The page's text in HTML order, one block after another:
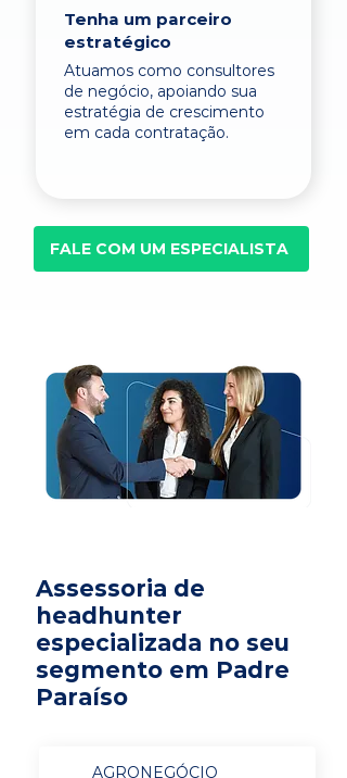
Tenha um parceiro
estratégico
Atuamos como consultores
de negócio, apoiando sua
estratégia de crescimento
em cada contratação.
FALE COM UM ESPECIALISTA
Assessoria de
headhunter
especializada no seu
segmento em Padre
Paraíso
AGRONEGÓCIO